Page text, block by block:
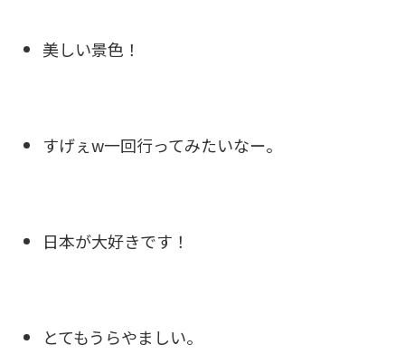
美しい景色！
すげぇw一回行ってみたいなー。
日本が大好きです！
とてもうらやましい。